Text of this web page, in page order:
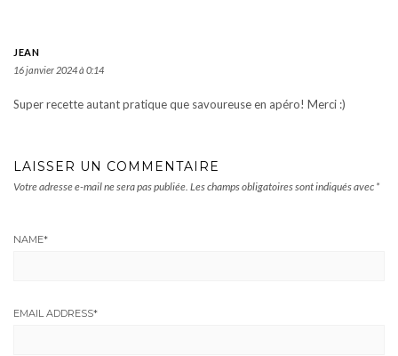
JEAN
16 janvier 2024 à 0:14
Super recette autant pratique que savoureuse en apéro! Merci :)
LAISSER UN COMMENTAIRE
Votre adresse e-mail ne sera pas publiée. Les champs obligatoires sont indiqués avec *
NAME*
EMAIL ADDRESS*